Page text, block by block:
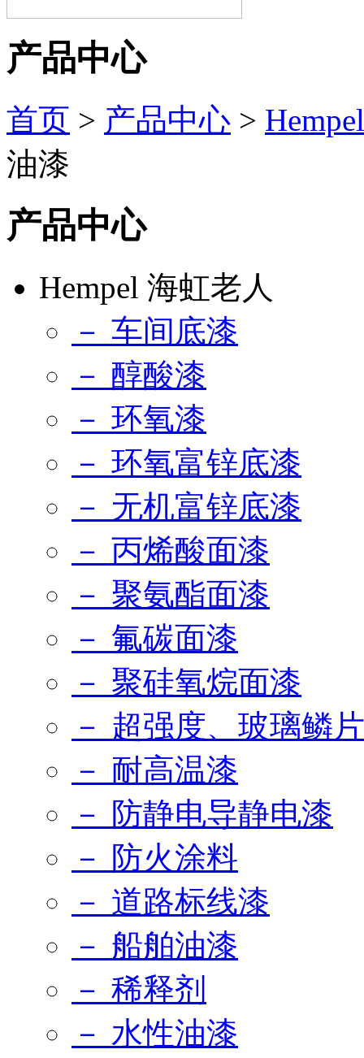
产品中心
首页 > 产品中心 >
油漆
产品中心
Hempel 海虹老人
－ 车间底漆
－ 醇酸漆
－ 环氧漆
－ 环氧富锌底漆
－ 无机富锌底漆
－ 丙烯酸面漆
－ 聚氨酯面漆
－ 氟碳面漆
－ 聚硅氧烷面漆
－ 超强度、玻璃鳞
－ 耐高温漆
－ 防静电导静电漆
－ 防火涂料
－ 道路标线漆
－ 船舶油漆
－ 稀释剂
－ 水性油漆